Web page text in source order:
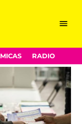
Menu
RADIO